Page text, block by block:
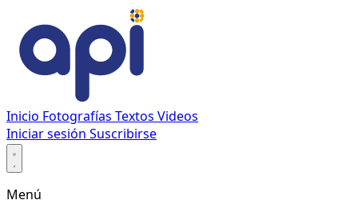
Inicio Fotografías Textos Videos
Iniciar sesión Suscribirse
Menú